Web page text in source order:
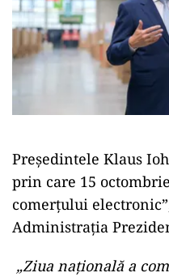
Preşedintele Klaus
prin care 15
comerţului
Administraţia
„Ziua naţională a